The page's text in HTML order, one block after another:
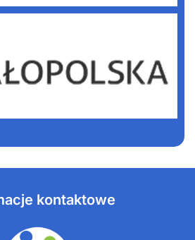
kontaktowe